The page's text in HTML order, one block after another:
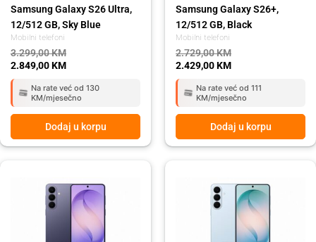
Mobilni telefoni
Samsung Galaxy S26 Ultra,
12/512 GB, Sky Blue
3.299,00KM
2.849,00KM
Na rate već od 130
KM/mjesečno
Dodaj u korpu
Mobilni telefoni
Samsung Galaxy S26+,
12/512 GB, Black
2.729,00KM
2.429,00KM
Na rate već od 111
KM/mjesečno
Dodaj u korpu
2.729,00 KM.
2.429,00 KM.
2.729,00 KM.
2.429,00 KM.